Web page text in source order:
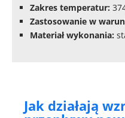
Zakres temperatur:
Zastosowanie w
Materiał wykonania:
Jak działają